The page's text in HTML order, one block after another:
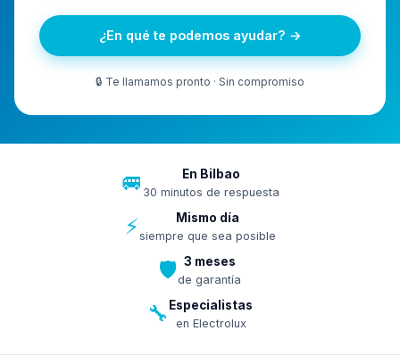
¿En qué te podemos ayudar? →
🔒 Te llamamos pronto · Sin compromiso
🚐 En Bilbao
30 minutos de respuesta
⚡ Mismo día
siempre que sea posible
🛡️ 3 meses
de garantía
🔧 Especialistas
en Electrolux